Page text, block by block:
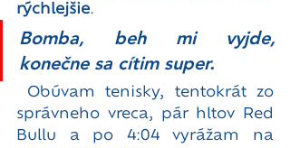
rýchlejšie.
Bomba, beh mi vyjde,
konečne sa cítim super.
správneho vreca, pár hltov Red
Bullu a po 4:04 vyrážam na